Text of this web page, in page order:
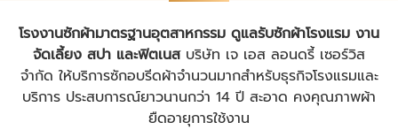
โรงงานซักผ้ามาตรฐานอุตสาหกรรม ดูแลรับซักผ้าโรงแรม งาน
จัดเลี้ยง สปา และฟิตเนส บริษัท เจ เอส ลอนดรี้ เซอร์วิส
จำกัด ให้บริการซักอบรีดผ้าจำนวนมากสำหรับธุรกิจโรงแรมและ
บริการ ประสบการณ์ยาวนานกว่า 14 ปี สะอาด คงคุณภาพผ้า
ยืดอายุการใช้งาน